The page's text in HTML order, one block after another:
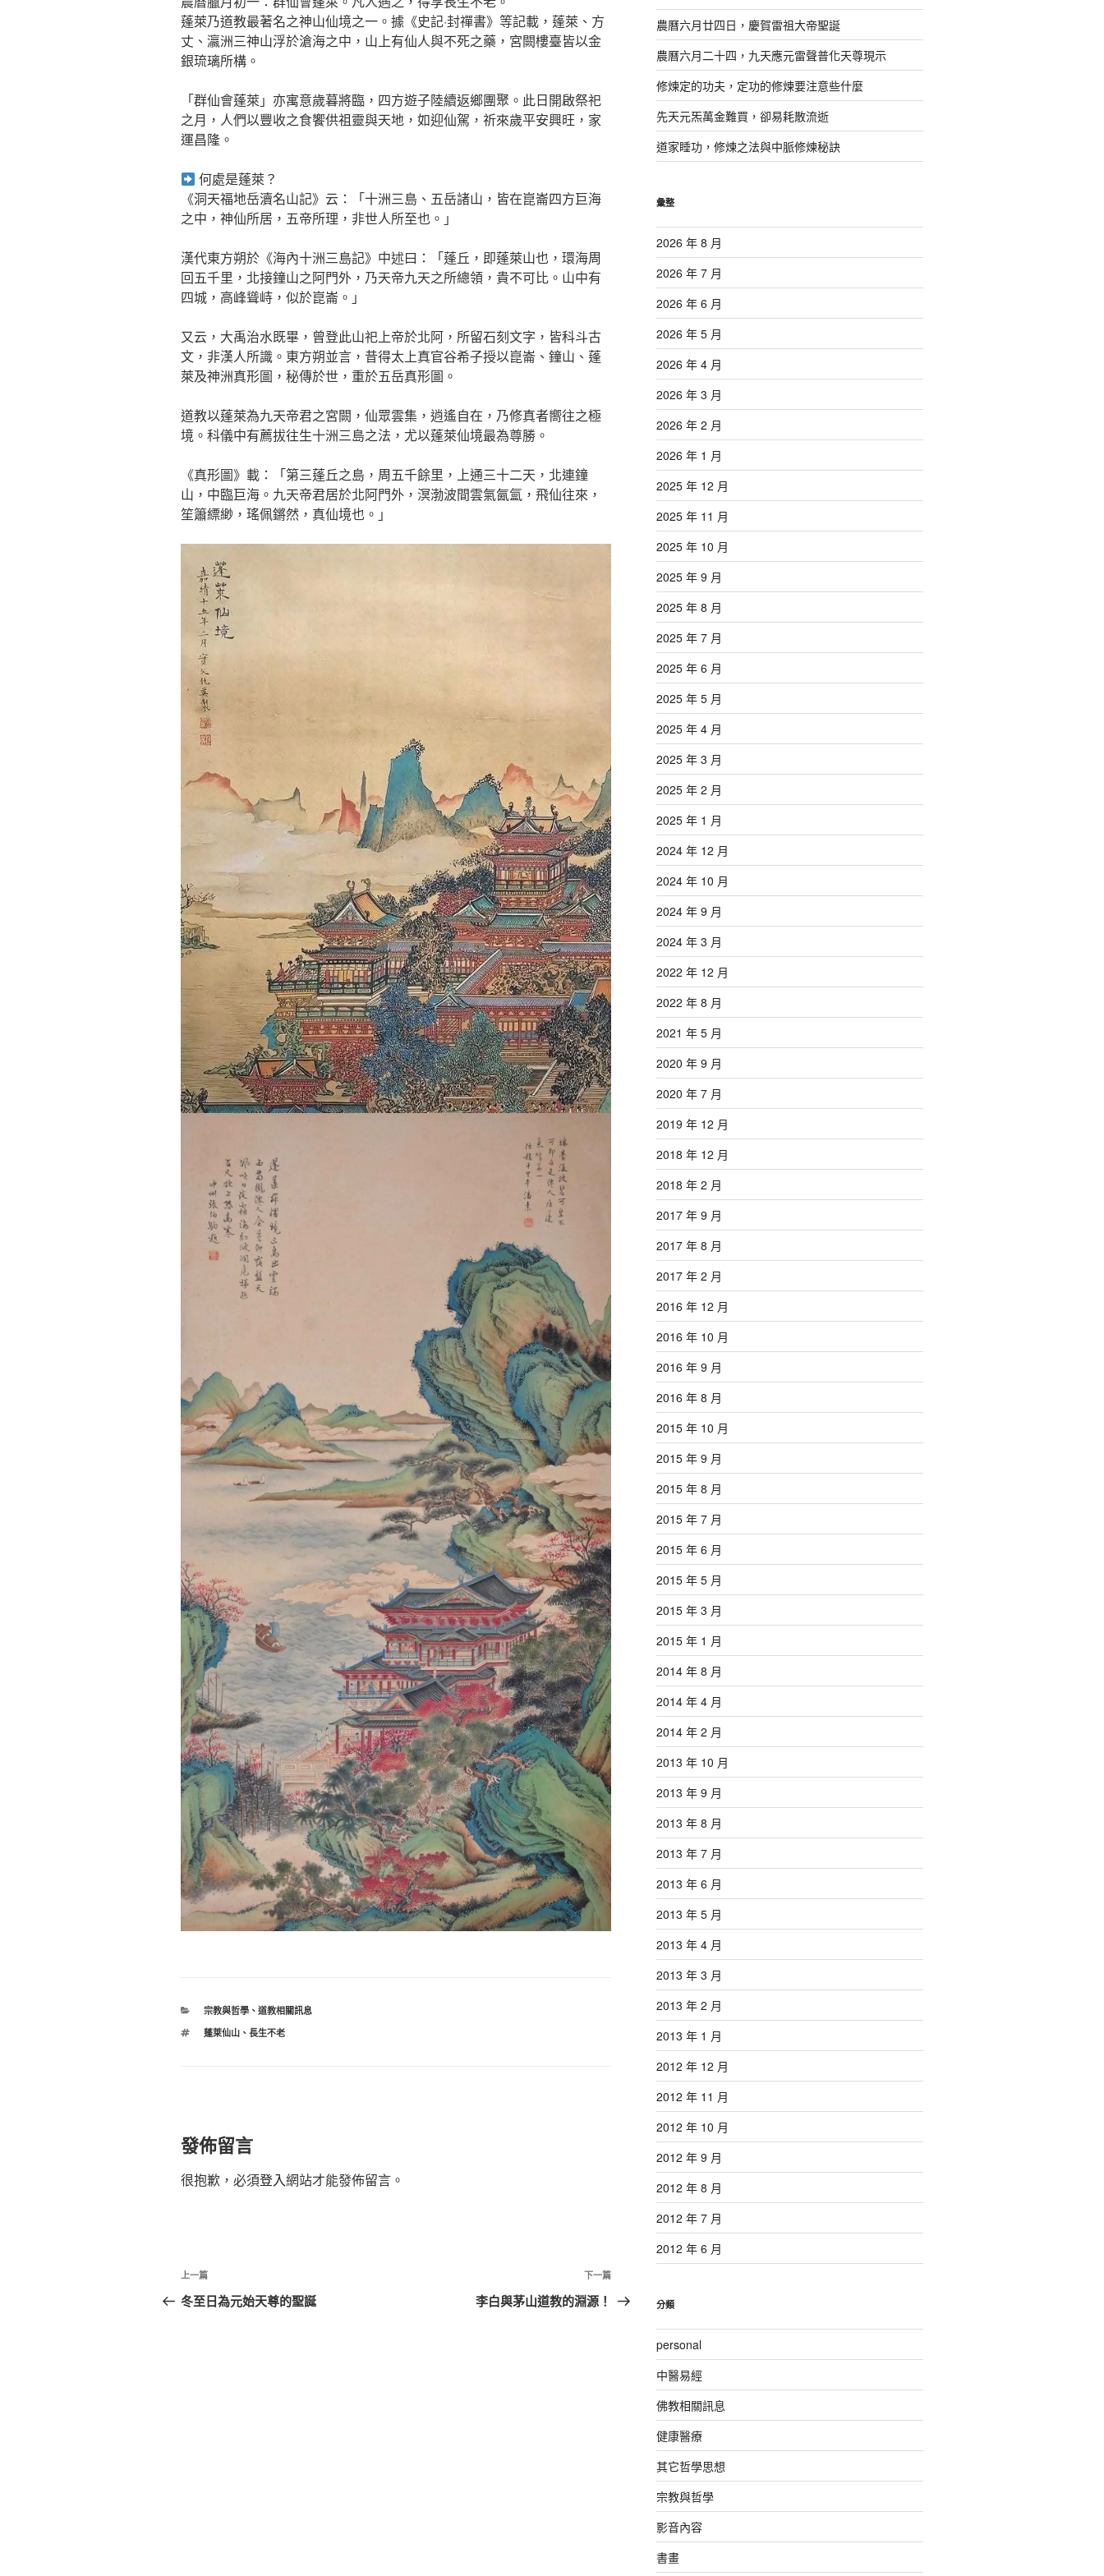
蓬萊乃道教最著名之神山仙境之一。據《史記·封禪書》等記載，蓬萊、方
丈、瀛洲三神山浮於滄海之中，山上有仙人與不死之藥，宮闕樓臺皆以金
銀琉璃所構。
「群仙會蓬萊」亦寓意歲暮將臨，四方遊子陸續返鄉團聚。此日開啟祭祀
之月，人們以豐收之食饗供祖靈與天地，如迎仙駕，祈來歲平安興旺，家
運昌隆。
何處是蓬萊？
《洞天福地岳瀆名山記》云：「十洲三島、五岳諸山，皆在崑崙四方巨海
之中，神仙所居，五帝所理，非世人所至也。」
漢代東方朔於《海內十洲三島記》中述曰：「蓬丘，即蓬萊山也，環海周
回五千里，北接鐘山之阿門外，乃天帝九天之所總領，貴不可比。山中有
四城，高峰聳峙，似於崑崙。」
又云，大禹治水既畢，曾登此山祀上帝於北阿，所留石刻文字，皆科斗古
文，非漢人所識。東方朔並言，昔得太上真官谷希子授以崑崙、鐘山、蓬
萊及神洲真形圖，秘傳於世，重於五岳真形圖。
道教以蓬萊為九天帝君之宮闕，仙眾雲集，逍遙自在，乃修真者嚮往之極
境。科儀中有薦拔往生十洲三島之法，尤以蓬萊仙境最為尊勝。
《真形圖》載：「第三蓬丘之島，周五千餘里，上通三十二天，北連鐘
山，中臨巨海。九天帝君居於北阿門外，溟渤波間雲氣氤氳，飛仙往來，
笙簫縹緲，瑤佩鏘然，真仙境也。」
分
宗教與哲學、 道教相關訊息
標
蓬萊仙山、 長生不老
發佈留言
很抱歉，必須登入網站才能發佈留言。
文
章
上
一
上一篇
冬至日為元始天尊的聖誕
下
一
下一篇
李白與茅山道教的淵源！
農曆六月廿四日，慶賀雷祖大帝聖誕
農曆六月二十四，九天應元雷聲普化天尊現示
修煉定的功夫，定功的修煉要注意些什麼
先天元炁萬金難買，卻易耗散流逝
道家睡功，修煉之法與中脈修煉秘訣
彙整
2026 年 8 月
2026 年 7 月
2026 年 6 月
2026 年 5 月
2026 年 4 月
2026 年 3 月
2026 年 2 月
2026 年 1 月
2025 年 12 月
2025 年 11 月
2025 年 10 月
2025 年 9 月
2025 年 8 月
2025 年 7 月
2025 年 6 月
2025 年 5 月
2025 年 4 月
2025 年 3 月
2025 年 2 月
2025 年 1 月
2024 年 12 月
2024 年 10 月
2024 年 9 月
2024 年 3 月
2022 年 12 月
2022 年 8 月
2021 年 5 月
2020 年 9 月
2020 年 7 月
2019 年 12 月
2018 年 12 月
2018 年 2 月
2017 年 9 月
2017 年 8 月
2017 年 2 月
2016 年 12 月
2016 年 10 月
2016 年 9 月
2016 年 8 月
2015 年 10 月
2015 年 9 月
2015 年 8 月
2015 年 7 月
2015 年 6 月
2015 年 5 月
2015 年 3 月
2015 年 1 月
2014 年 8 月
2014 年 4 月
2014 年 2 月
2013 年 10 月
2013 年 9 月
2013 年 8 月
2013 年 7 月
2013 年 6 月
2013 年 5 月
2013 年 4 月
2013 年 3 月
2013 年 2 月
2013 年 1 月
2012 年 12 月
2012 年 11 月
2012 年 10 月
2012 年 9 月
2012 年 8 月
2012 年 7 月
2012 年 6 月
分類
personal
中醫易經
佛教相關訊息
健康醫療
其它哲學思想
宗教與哲學
影音內容
書畫